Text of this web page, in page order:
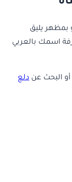
بمظهر يليق
اسمك بالعربي
أو البحث عن دلع